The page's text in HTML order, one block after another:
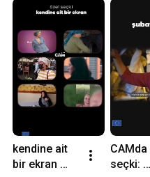
kendine ait
bir ekran
CAMda
seçki: